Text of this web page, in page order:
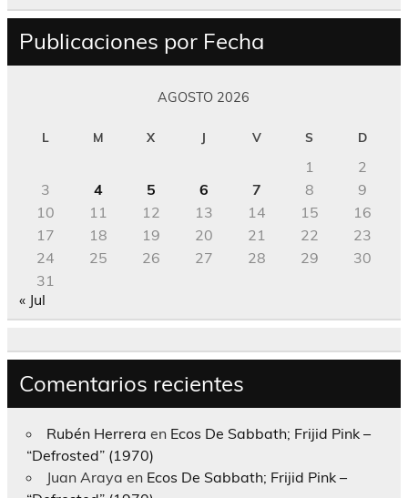
Publicaciones por Fecha
AGOSTO 2026
L M X J V S D
1
2
3
4 5 6 7 8
9
10
11 12 13 14 15
16
17
18 19 20 21 22
23
24
25 26 27 28 29
30
31
« Jul
Comentarios recientes
Rubén Herrera en Ecos De Sabbath; Frijid Pink –
“Defrosted” (1970)
Juan Araya en Ecos De Sabbath; Frijid Pink –